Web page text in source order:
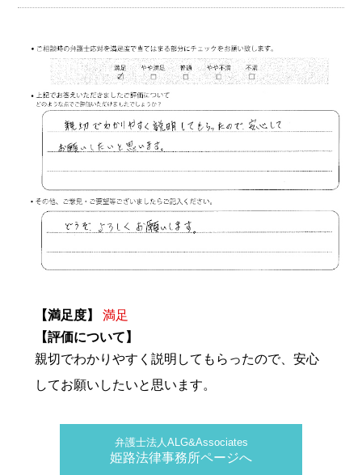
【満足度】
満足
【評価について】
親切でわかりやすく説明してもらったので、安心
してお願いしたいと思います。
弁護士法人ALG&Associates
姫路法律事務所ページへ